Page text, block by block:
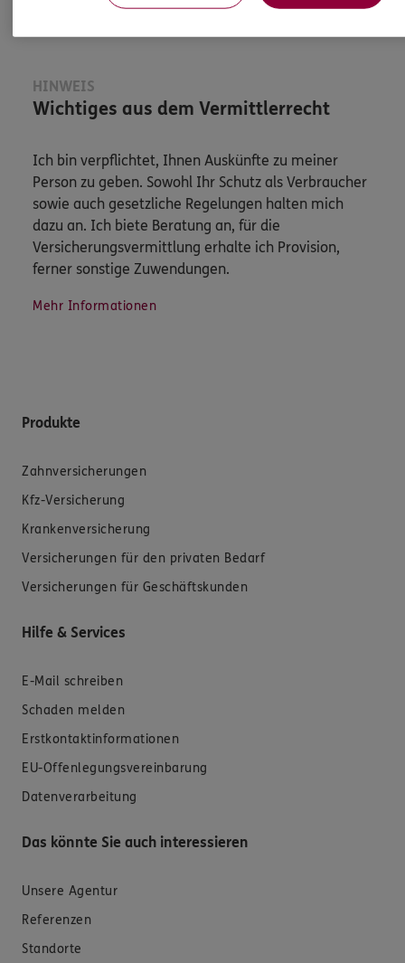
HINWEIS
Wichtiges aus dem Vermittlerrecht
Ich bin verpflichtet, Ihnen Auskünfte zu meiner
Person zu geben. Sowohl Ihr Schutz als Verbraucher
sowie auch gesetzliche Regelungen halten mich
dazu an. Ich biete Beratung an, für die
Versicherungsvermittlung erhalte ich Provision,
ferner sonstige Zuwendungen.
Mehr Informationen
Produkte
Zahnversicherungen
Kfz-Versicherung
Krankenversicherung
Versicherungen für den privaten Bedarf
Versicherungen für Geschäftskunden
Hilfe & Services
E-Mail schreiben
Schaden melden
Erstkontaktinformationen
EU-Offenlegungsvereinbarung
Datenverarbeitung
Das könnte Sie auch interessieren
Unsere Agentur
Referenzen
Standorte